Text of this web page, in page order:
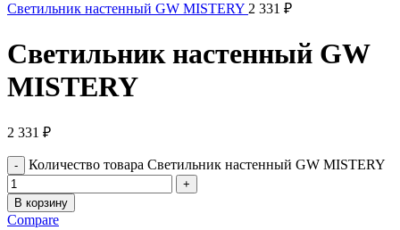
Светильник настенный GW MISTERY 2 331 ₽
Светильник настенный GW
MISTERY
2 331 ₽
Количество товара Светильник настенный GW MISTERY
В корзину
Compare